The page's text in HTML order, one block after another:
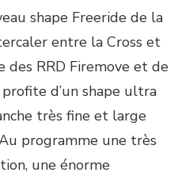
shape Freeride de la
entre la Cross et
des RRD Firemove et de
d’un shape ultra
très fine et large
programme une très
une énorme